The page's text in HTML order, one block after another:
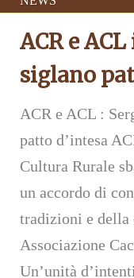
ACR e
siglano
ACR e ACL :
patto d’intesa
Cultura Rurale
un accordo di
tradizioni e della
Associazione
Un’unità